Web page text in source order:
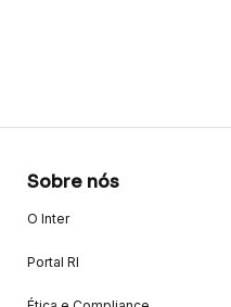
Sobre nós
O Inter
Portal RI